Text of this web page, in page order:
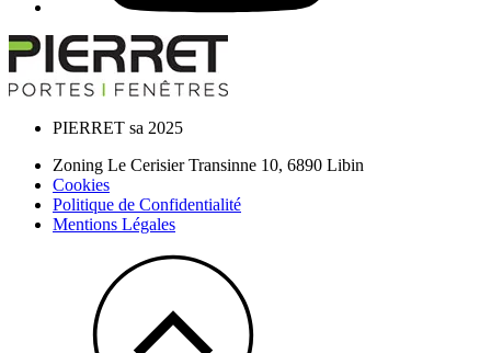
PIERRET sa 2025
Zoning Le Cerisier Transinne 10, 6890 Libin
Cookies
Politique de Confidentialité
Mentions Légales